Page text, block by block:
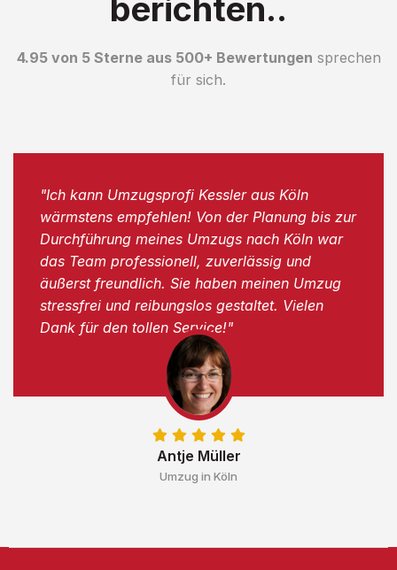
berichten..
4.95 von 5 Sterne aus 500+ Bewertungen sprechen
für sich.
Antje Müller
Umzug in Köln
"Ich kann Umzugsprofi Kessler aus Köln
wärmstens empfehlen! Von der Planung bis zur
Durchführung meines Umzugs nach Köln war
das Team professionell, zuverlässig und
äußerst freundlich. Sie haben meinen Umzug
stressfrei und reibungslos gestaltet. Vielen
Dank für den tollen Service!"